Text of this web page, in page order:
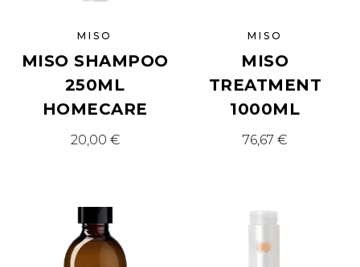
MISO
MISO SHAMPOO
250ML
HOMECARE
20,00 €
MISO
MISO
TREATMENT
1000ML
76,67€